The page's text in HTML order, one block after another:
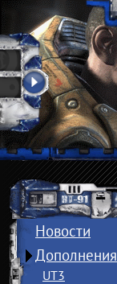
Новости
Дополнения
UT3